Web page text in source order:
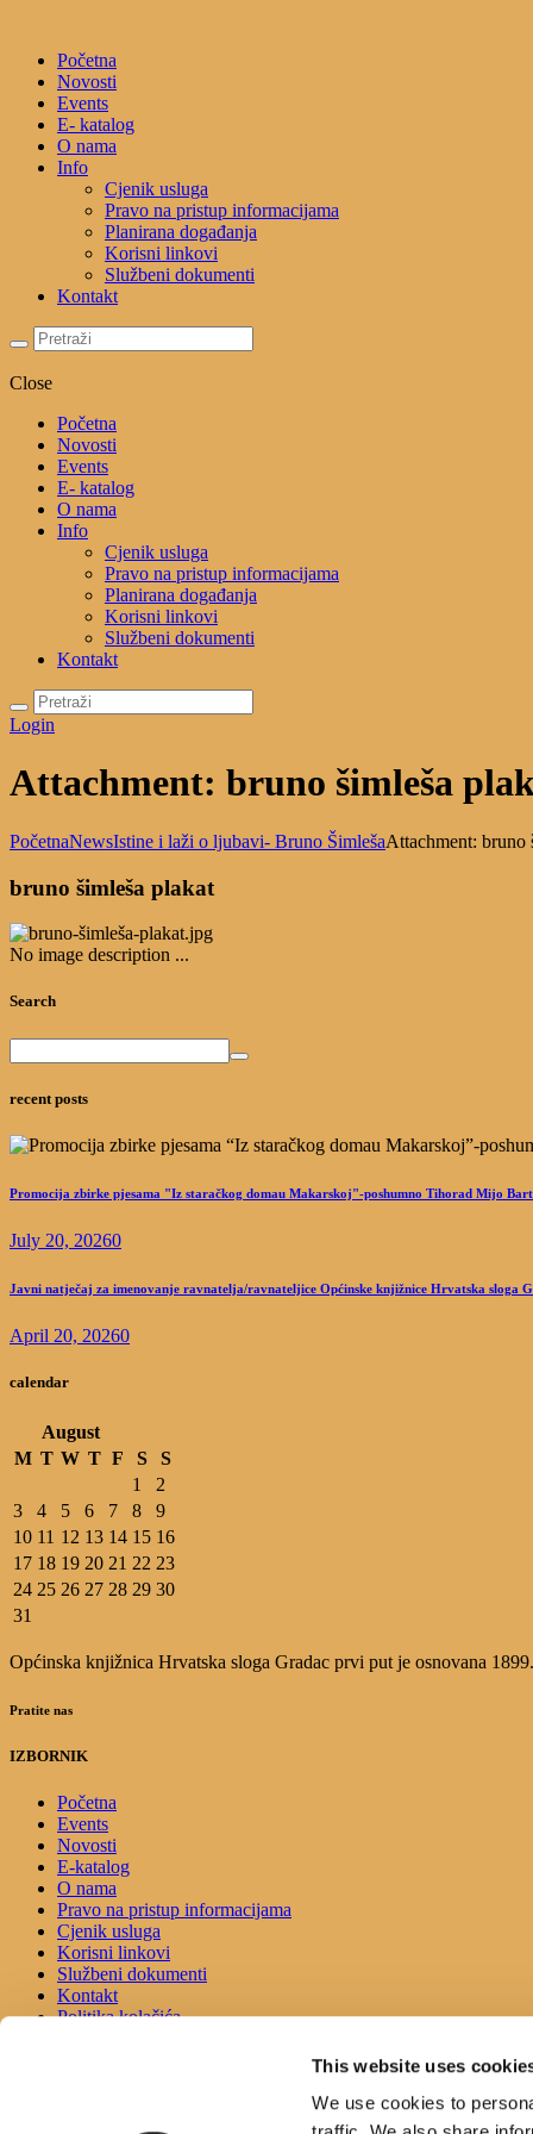
This website uses
We use cookies to
Početna
Novosti
Events
E- katalog
O nama
Info
Cjenik usluga
Pravo na pristup informacijama
Planirana događanja
Korisni linkovi
Službeni dokumenti
Kontakt
Close
Početna
Novosti
Events
E- katalog
O nama
Info
Cjenik usluga
Pravo na pristup informacijama
Planirana događanja
Korisni linkovi
Službeni dokumenti
Kontakt
Login
Attachment: bruno šimleša
PočetnaNewsIstine i laži o ljubavi- Bruno ŠimlešaAttachment: bruno
bruno šimleša plakat
No image description ...
Search
recent posts
Promocija zbirke pjesama "Iz staračkog domau Makarskoj"-poshumno Tihorad Mijo
July 20, 20260
Javni natječaj za imenovanje ravnatelja/ravnateljice Općinske knjižnice Hrvatska sloga
April 20, 20260
calendar
August
M T W T F S
S
1
2
3
4 5 6 7 8
9
10 11 12 13 14 15 16
17 18 19 20 21 22 23
24 25 26 27 28 29 30
31
Općinska knjižnica Hrvatska sloga Gradac prvi put je osnovana
Pratite nas
IZBORNIK
Početna
Events
Novosti
E-katalog
O nama
Pravo na pristup informacijama
Cjenik usluga
Korisni linkovi
Službeni dokumenti
Kontakt
Politika kolačića